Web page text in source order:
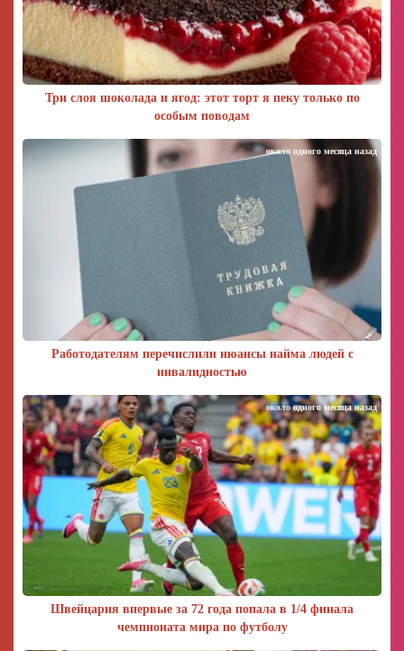
Три слоя шоколада и ягод: этот торт я пеку только по
особым поводам
Работодателям перечислили нюансы найма людей с
инвалидностью
около одного месяца назад
Швейцария впервые за 72 года попала в 1/4 финала
чемпионата мира по футболу
около одного месяца назад